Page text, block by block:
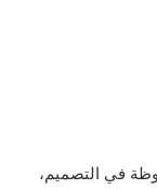
ملحوظة في التصميم،